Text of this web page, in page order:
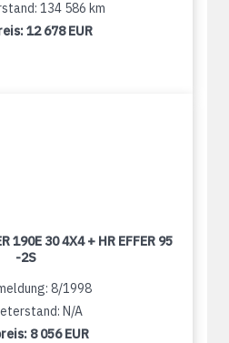
134 586 km
12 678 EUR
190E 30 4X4 + HR EFFER 95
-2S
8/1998
N/A
8 056 EUR